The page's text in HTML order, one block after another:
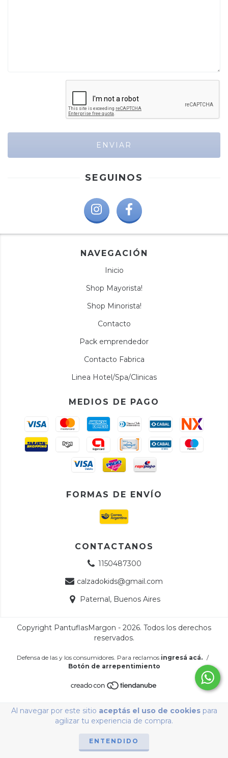
Al navegar por este sitio aceptás el uso de cookiespara
agilizar tu experiencia de compra.
ENTENDIDO
SEGUINOS
NAVEGACIÓN
Inicio
Shop Mayorista!
Shop Minorista!
Contacto
Pack emprendedor
Contacto Fabrica
Linea Hotel/Spa/Clinicas
MEDIOS DE PAGO
FORMAS DE ENVÍO
CONTACTANOS
1150487300
calzadokids@gmail.com
Paternal, Buenos Aires
Copyright PantuflasMargon - 2026. Todos los derechos
reservados.
Defensa de las y los consumidores. Para reclamos ingresá acá. /
Botón de arrepentimiento